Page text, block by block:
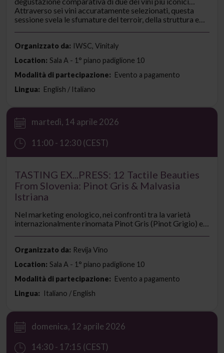
d’Italia. Scopri come lo stesso vitigno, il Nebbiolo, si
esprime con potenza nel Barolo e con raffinata
Attraverso sei vini accuratamente selezionati, questa
sessione svela le sfumature del terroir, della struttura e
dinamico nel cuore delle Langhe, audace, elegante e
Organizzato da: IWSC, Vinitaly
Location: Sala A - 1° piano padiglione 10
Modalità di partecipazione: Evento a pagamento
Lingua: English / Italiano
martedì, 14 aprile 2026
11:00 - 12:30 (CEST)
TASTING EX...PRESS: 12 Tactile Beauties
From Slovenia: Pinot Gris & Malvasia
Istriana
Nel marketing enologico, nei confronti tra la varietà
internazionalmente rinomata Pinot Gris (Pinot Grigio) e
tattili spesso percepite ma raramente enfatizzate a
ragione. Dodici vini di diversi distretti, annate e stili
offriranno una profonda comprensione del concetto
contemporaneo dei vini sloveni.
Organizzato da: Revija Vino
Location: Sala A - 1° piano padiglione 10
Modalità di partecipazione: Evento a pagamento
Lingua: Italiano / English
domenica, 12 aprile 2026
14:30 - 17:15 (CEST)